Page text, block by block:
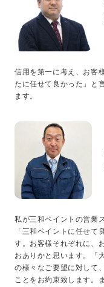
信用を第一に考え、お客
たに任せて良かった」と
ます。
私が三和ペイントの営業
「三和ペイントに任せて
す。お客様それぞれに、
おありかと思います。「
の様々なご要望に対して
ことをお約束致します。